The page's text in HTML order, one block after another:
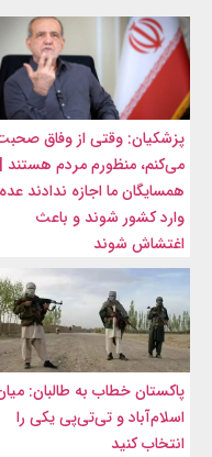
پزشکیان: وقتی از وفاق
می‌کنم، منظورم مردم هستند |
همسایگان ما اجازه ندادند
وارد کشور شوند و باعث
اغتشاش شوند
پاکستان خطاب به طالبان:
اسلام‌آباد و تی‌تی‌پی یکی را
انتخاب کنید